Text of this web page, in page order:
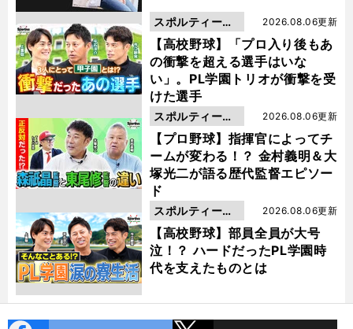
【高校野球】「プロ入り後もあ
の衝撃を超える選手はいな
い」。PL学園トリオが衝撃を受
けた選手
2026.08.06更新
スポルティーバ
動画
【プロ野球】指揮官によってチ
ームが変わる！？ 金村義明＆大
塚光二が語る歴代監督エピソー
ド
2026.08.06更新
スポルティーバ
動画
【高校野球】部員全員が大号
泣！？ ハードだったPL学園時
代を支えたものとは
2026.08.06更新
スポルティーバ
動画